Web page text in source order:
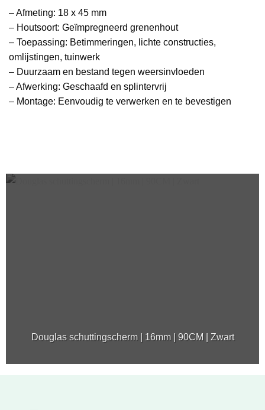
– Afmeting: 18 x 45 mm
– Houtsoort: Geïmpregneerd grenenhout
– Toepassing: Betimmeringen, lichte constructies,
omlijstingen, tuinwerk
– Duurzaam en bestand tegen weersinvloeden
– Afwerking: Geschaafd en splintervrij
– Montage: Eenvoudig te verwerken en te bevestigen
Douglas schuttingscherm | 16mm | 90CM | Zwart